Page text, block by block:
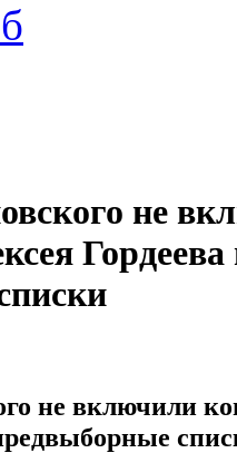
не
Гордеева
не включили